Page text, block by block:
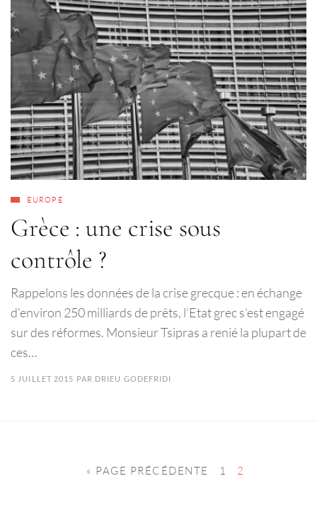
EUROPE
Grèce : une crise sous
contrôle ?
Rappelons les données de la crise grecque : en échange
d’environ 250 milliards de prêts, l’Etat grec s’est engagé
sur des réformes. Monsieur Tsipras a renié la plupart de
ces…
5 JUILLET 2015 PAR DRIEU GODEFRIDI
« PAGE PRÉCÉDENTE 1 2